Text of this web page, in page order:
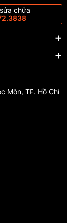
chữa
Môn, TP. Hồ Chí